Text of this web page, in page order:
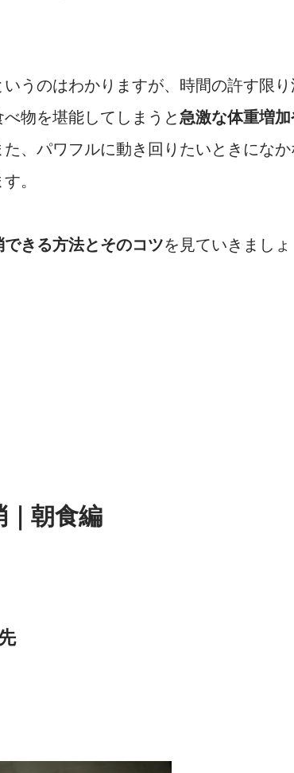
うのはわかりますが、時間の許す限り
物を堪能してしまうと急激な体重増
、パワフルに動き回りたいときになか
。
きる方法とそのコツを見ていきましょ
｜朝食編